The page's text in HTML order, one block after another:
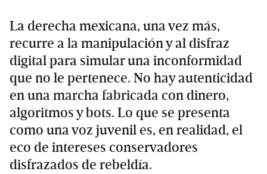
La derecha mexicana, una vez más,
recurre a la manipulación y al disfraz
digital para simular una inconformidad
que no le pertenece. No hay autenticidad
en una marcha fabricada con dinero,
algoritmos y bots. Lo que se presenta
como una voz juvenil es, en realidad, el
eco de intereses conservadores
disfrazados de rebeldía.